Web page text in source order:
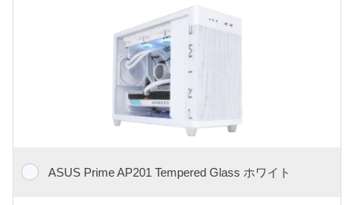
ASUS Prime AP201 Tempered Glass ホワイト